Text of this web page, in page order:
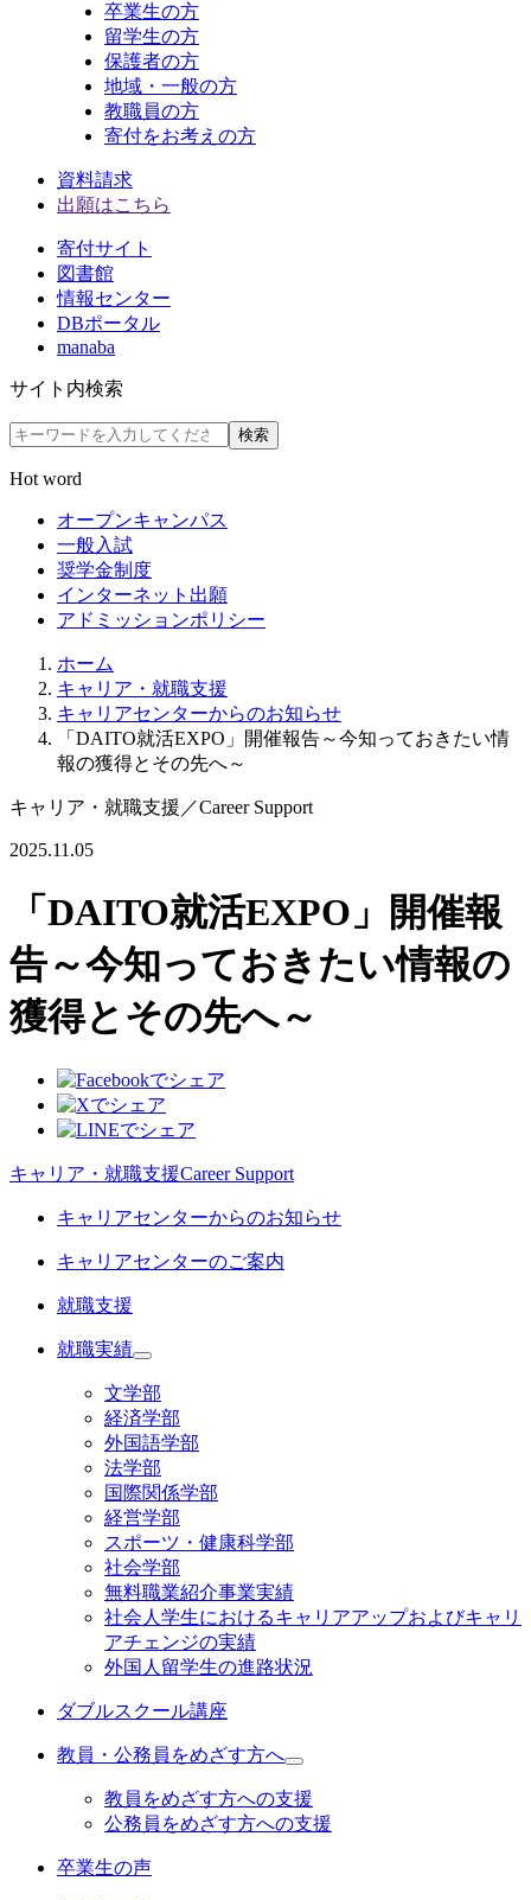
卒業生の方
留学生の方
保護者の方
地域・一般の方
教職員の方
寄付をお考えの方
資料請求
出願はこちら
寄付サイト
図書館
情報センター
DBポータル
manaba
サイト内検索
検索
Hot word
オープンキャンパス
一般入試
奨学金制度
インターネット出願
アドミッションポリシー
ホーム
キャリア・就職支援
キャリアセンターからのお知らせ
「DAITO就活EXPO」開催報告～今知っておきたい情
報の獲得とその先へ～
キャリア・就職支援 ／Career Support
2025.11.05
「DAITO就活EXPO」開催報
告～今知っておきたい情報の
獲得とその先へ～
キャリア・就職支援Career Support
キャリアセンターからのお知らせ
キャリアセンターのご案内
就職支援
就職実績
文学部
経済学部
外国語学部
法学部
国際関係学部
経営学部
スポーツ・健康科学部
社会学部
無料職業紹介事業実績
社会人学生におけるキャリアアップおよびキャリ
アチェンジの実績
外国人留学生の進路状況
ダブルスクール講座
教員・公務員をめざす方へ
教員をめざす方への支援
公務員をめざす方への支援
卒業生の声